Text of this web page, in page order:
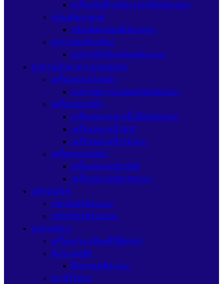
เครื่องบันทึกกล้องวงจรปิดHikvision
กล้องติดรถยนต์
กล้องติดรถยนต์Hikvision
อุปกรณ์เสริมกล้อง
อุปกรณ์เสริมกล้องHikvision
อุปกรณ์รักษาความปลอดภัย
เครื่องสแกนใบหน้า
อุปกรณ์ความปลอดภัยHikvision
เครื่องสแกนนิ้ว
เครื่องสแกนลายนิ้วมือHikvision
เครื่องสแกนนิ้วHIP
เครื่องสแกนนิ้วZKteco
เครื่องสแกนบัตร
เครื่องสแกนบัตรHIP
เครื่องสแกนบัตรZKteco
แฟรชไดร์ฟ
แฟรชไดร์ฟApacer
แฟรชไดร์ฟSanDisk
อุปกรณ์ช่าง
เครื่องอ่าน-เขียนดีวีดีพกพา
ที่แขวนหูฟัง
ที่แขวนหูฟัง Asus
เมาส์ไร้สาย